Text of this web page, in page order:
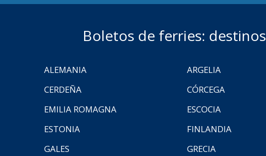
Boletos de ferries: destinos
ALEMANIA ARGELIA
CERDEÑA CÓRCEGA
EMILIA ROMAGNA ESCOCIA
ESTONIA FINLANDIA
GALES GRECIA